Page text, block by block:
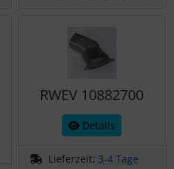
RWEV 10882700
Details
Lieferzeit: 3-4 Tage